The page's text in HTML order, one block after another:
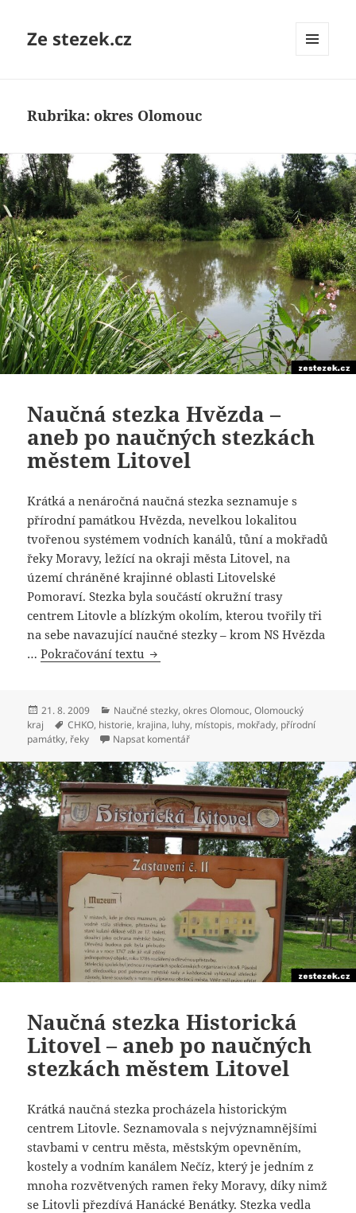
Ze stezek.cz
Rubrika:okres Olomouc
Naučná stezka Hvězda –
aneb po naučných stezkách
městem Litovel
Krátká a nenáročná naučná stezka seznamuje s
přírodní památkou Hvězda, nevelkou lokalitou
tvořenou systémem vodních kanálů, tůní a mokřadů
řeky Moravy, ležící na okraji města Litovel, na
území chráněné krajinné oblasti Litovelské
Pomoraví. Stezka byla součástí okružní trasy
centrem Litovle a blízkým okolím, kterou tvořily tři
na sebe navazující naučné stezky – krom NS Hvězda
…Pokračování textu Naučná stezka Hvězda – aneb po
Publikováno:
21. 8. 2009 Rubriky:
Naučné stezky,okres Olomouc,Olomoucký
kraj
Štítky:
CHKO, historie, krajina, luhy, místopis, mokřady, přírodní
památky, řeky Napsat komentář
Naučná stezka Historická
Litovel – aneb po naučných
stezkách městem Litovel
Krátká naučná stezka procházela historickým
centrem Litovle. Seznamovala s nejvýznamnějšími
stavbami v centru města, městským opevněním,
kostely a vodním kanálem Nečíz, který je jedním z
mnoha rozvětvených ramen řeky Moravy, díky nimž
se Litovli přezdívá Hanácké Benátky. Stezka vedla